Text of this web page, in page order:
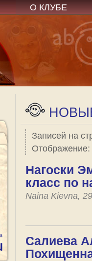
О КЛУБЕ
Записей на
Отображение:
Нагоски
класс по
Naina Kievna,
Салиева